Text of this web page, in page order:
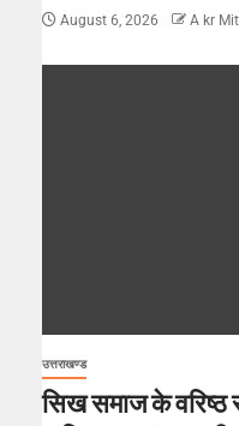
August 6, 2026 A kr
उत्तराखण्ड
सिख समाज के वरिष्ठ